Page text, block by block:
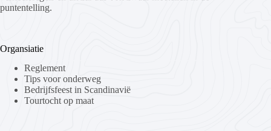
puntentelling.
Organsiatie
Reglement
Tips voor onderweg
Bedrijfsfeest in Scandinavië
Tourtocht op maat